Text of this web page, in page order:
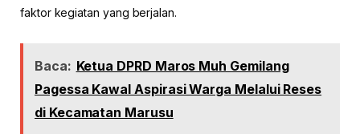
faktor kegiatan yang berjalan.
Baca: Ketua DPRD Maros Muh Gemilang
Pagessa Kawal Aspirasi Warga Melalui Reses
di Kecamatan Marusu